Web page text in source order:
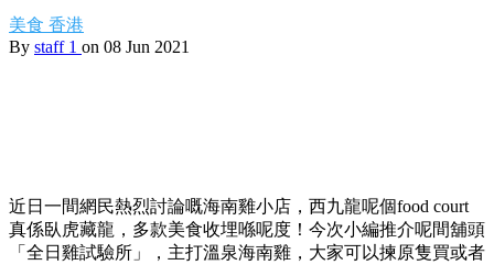
美食 香港
By staff 1 on 08 Jun 2021
近日一間網民熱烈討論嘅海南雞小店，西九龍呢個food court
真係臥虎藏龍，多款美食收埋喺呢度！今次小編推介呢間舖頭
「全日雞試驗所」，主打溫泉海南雞，大家可以揀原隻買或者